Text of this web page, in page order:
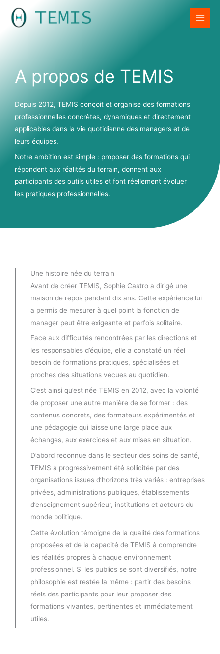
contenu
A propos de TEMIS
Depuis 2012, TEMIS conçoit et organise des formations
professionnelles concrètes, dynamiques et directement
applicables dans la vie quotidienne des managers et de
leurs équipes.
Notre ambition est simple : proposer des formations qui
répondent aux réalités du terrain, donnent aux
participants des outils utiles et font réellement évoluer
les pratiques professionnelles.
Une histoire née du terrain
Avant de créer TEMIS, Sophie Castro a dirigé une
maison de repos pendant dix ans. Cette expérience lui
a permis de mesurer à quel point la fonction de
manager peut être exigeante et parfois solitaire.
Face aux difficultés rencontrées par les directions et
les responsables d’équipe, elle a constaté un réel
besoin de formations pratiques, spécialisées et
proches des situations vécues au quotidien.
C’est ainsi qu’est née TEMIS en 2012, avec la volonté
de proposer une autre manière de se former : des
contenus concrets, des formateurs expérimentés et
une pédagogie qui laisse une large place aux
échanges, aux exercices et aux mises en situation.
D’abord reconnue dans le secteur des soins de santé,
TEMIS a progressivement été sollicitée par des
organisations issues d’horizons très variés : entreprises
privées, administrations publiques, établissements
d’enseignement supérieur, institutions et acteurs du
monde politique.
Cette évolution témoigne de la qualité des formations
proposées et de la capacité de TEMIS à comprendre
les réalités propres à chaque environnement
professionnel. Si les publics se sont diversifiés, notre
philosophie est restée la même : partir des besoins
réels des participants pour leur proposer des
formations vivantes, pertinentes et immédiatement
utiles.